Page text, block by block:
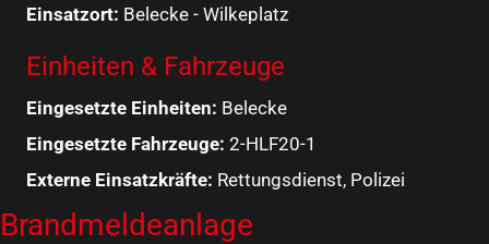
Einsatzort: Belecke - Wilkeplatz
Einheiten & Fahrzeuge
Eingesetzte Einheiten: Belecke
Eingesetzte Fahrzeuge: 2-HLF20-1
Externe Einsatzkräfte: Rettungsdienst, Polizei
Brandmeldeanlage